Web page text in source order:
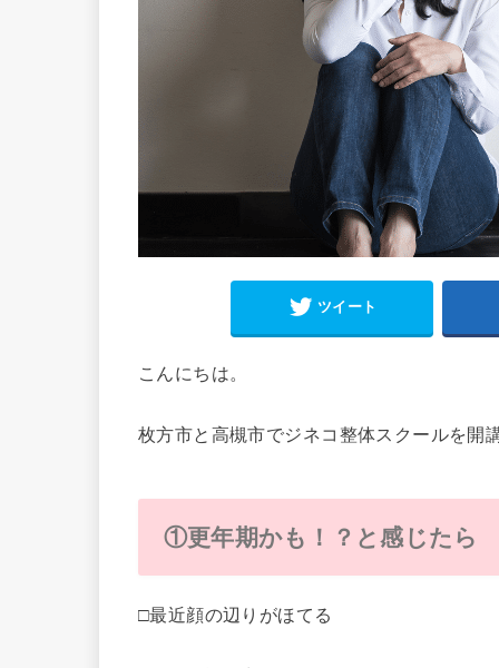
ツイート
こんにちは。
枚方市と高槻市でジネコ整体スクールを開
①更年期かも！？と感じたら
□最近顔の辺りがほてる